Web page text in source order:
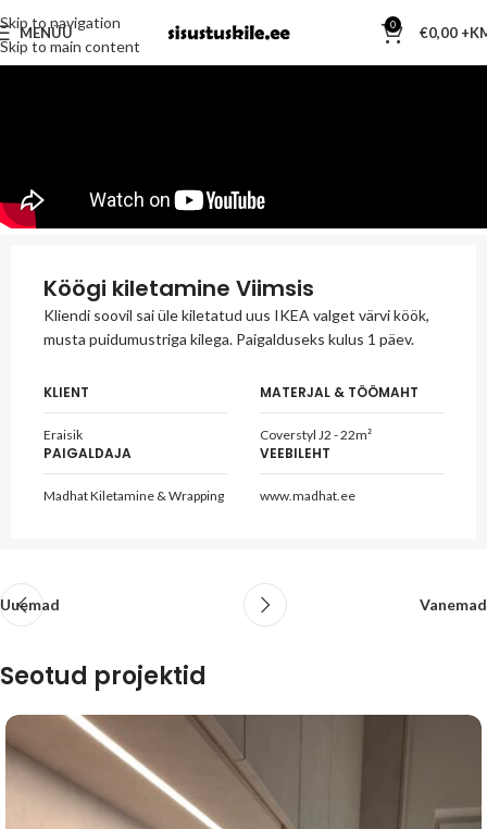
Skip to navigation
Skip to main content
MENÜÜ 0 €0,00
Köögi kiletamine Viimsis
Kliendi soovil sai üle kiletatud uus IKEA valget värvi köök,
musta puidumustriga kilega. Paigalduseks kulus 1 päev.
KLIENT
Eraisik
MATERJAL & TÖÖMAHT
Coverstyl J2 - 22m²
PAIGALDAJA
Madhat Kiletamine & Wrapping
VEEBILEHT
www.madhat.ee
Uuemad Vanemad
Seotud projektid